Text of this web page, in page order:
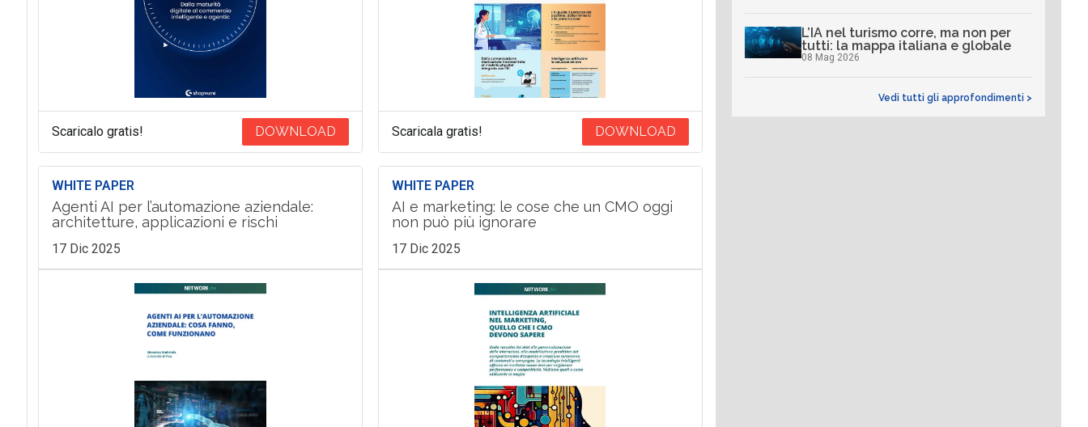
Scaricalo gratis! DOWNLOAD Scaricala gratis! DOWNLOAD
WHITE PAPER
Agenti AI per l’automazione aziendale:
architetture, applicazioni e rischi
17 Dic 2025
WHITE PAPER
AI e marketing: le cose che un CMO oggi
non può più ignorare
17 Dic 2025
L’IA nel turismo corre, ma non per
tutti: la mappa italiana e globale
08 Mag 2026
Vedi tutti gli approfondimenti >